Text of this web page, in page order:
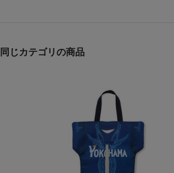
同じカテゴリの商品